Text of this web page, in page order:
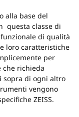
alla base del
questa classe di
di qualità
loro caratteristiche
per
che richieda
sopra di ogni altro
vengono
ZEISS.